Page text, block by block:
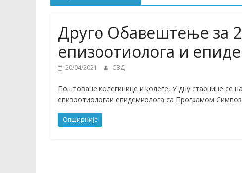
Друго Обавештење за
епизоотиолога и
20/04/2021 СВД
Поштоване колегинице и колеге, У дну старнице се
епизоотиологаи епидемиолога са Програмом
Опширније